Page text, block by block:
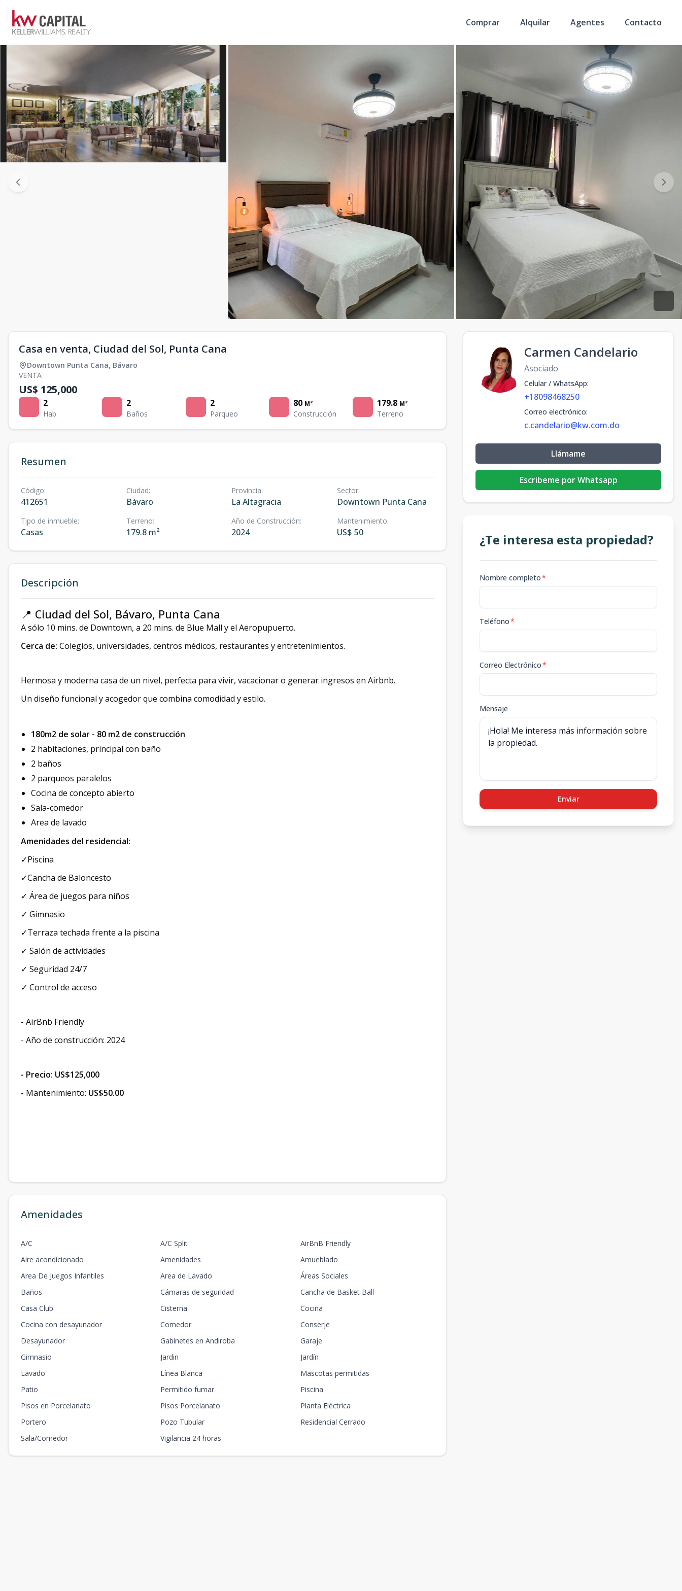
Comprar Alquilar Agentes Contacto
Casa en venta, Ciudad del Sol, Punta Cana
Downtown Punta Cana, Bávaro
VENTA
US$ 125,000
2
Hab.
2
Baños
2
Parqueo
80 M²
Construcción
179.8 M²
Terreno
Resumen
Código:
412651
Ciudad:
Bávaro
Provincia:
La Altagracia
Sector:
Downtown Punta Cana
Tipo de inmueble:
Casas
Terreno:
179.8 m²
Año de Construcción:
2024
Mantenimiento:
US$ 50
Descripción
📍 Ciudad del Sol, Bávaro, Punta Cana
A sólo 10 mins. de Downtown, a 20 mins. de Blue Mall y el Aeropupuerto.
Cerca de: Colegios, universidades, centros médicos, restaurantes y entretenimientos.
Hermosa y moderna casa de un nivel, perfecta para vivir, vacacionar o generar ingresos en Airbnb.
Un diseño funcional y acogedor que combina comodidad y estilo.
180m2 de solar - 80 m2 de construcción
2 habitaciones, principal con baño
2 baños
2 parqueos paralelos
Cocina de concepto abierto
Sala-comedor
Area de lavado
Amenidades del residencial:
✓Piscina
✓Cancha de Baloncesto
✓ Área de juegos para niños
✓ Gimnasio
✓Terraza techada frente a la piscina
✓ Salón de actividades
✓ Seguridad 24/7
✓ Control de acceso
- AirBnb Friendly
- Año de construcción: 2024
- Precio: US$125,000
- Mantenimiento: US$50.00
Amenidades
A/C A/C Split
AirBnB Friendly
Aire acondicionado
Amenidades
Amueblado
Area De Juegos Infantiles
Area de Lavado
Áreas Sociales
Baños
Cámaras de seguridad
Cancha de Basket Ball
Casa Club
Cisterna
Cocina
Cocina con desayunador
Comedor
Conserje
Desayunador
Gabinetes en Andiroba
Garaje
Gimnasio
Jardin
Jardín
Lavado
Línea Blanca
Mascotas permitidas
Patio
Permitido fumar
Piscina
Pisos en Porcelanato
Pisos Porcelanato
Planta Eléctrica
Portero
Pozo Tubular
Residencial Cerrado
Sala/Comedor
Vigilancia 24 horas
Carmen Candelario
Asociado
Celular / WhatsApp:
+18098468250
Correo electrónico:
c.candelario@kw.com.do
Llámame
Escribeme por Whatsapp
¿Te interesa esta propiedad?
Nombre completo*
Teléfono*
Correo Electrónico*
Mensaje
Enviar